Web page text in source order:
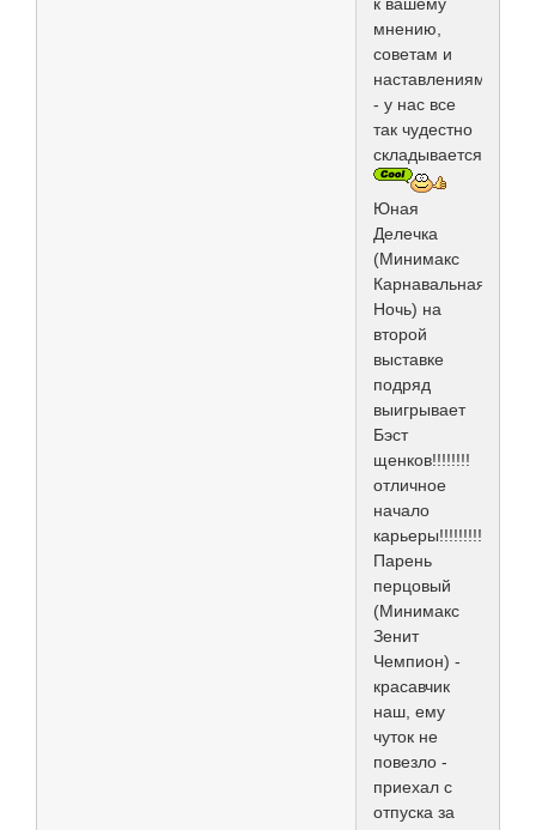
мнению,
советам и
наставлениям
- у нас все
так чудестно
складывается...
Юная
Делечка
(Минимакс
Карнавальная
Ночь) на
второй
выставке
подряд
выигрывает
Бэст
щенков!!!!!!!!
отличное
начало
карьеры!!!!!!!!!!!
Парень
перцовый
(Минимакс
Зенит
Чемпион) -
красавчик
наш, ему
чуток не
повезло -
приехал с
отпуска за